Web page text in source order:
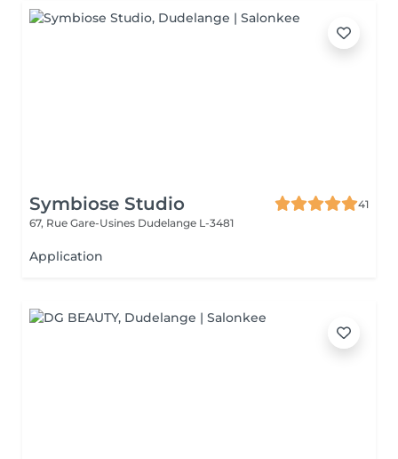
Symbiose Studio
41
67, Rue Gare-Usines Dudelange L-3481
Application